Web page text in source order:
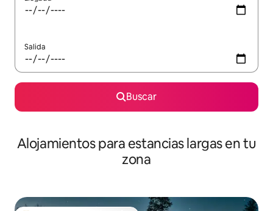
Salida
Buscar
Alojamientos para estancias largas en tu
zona